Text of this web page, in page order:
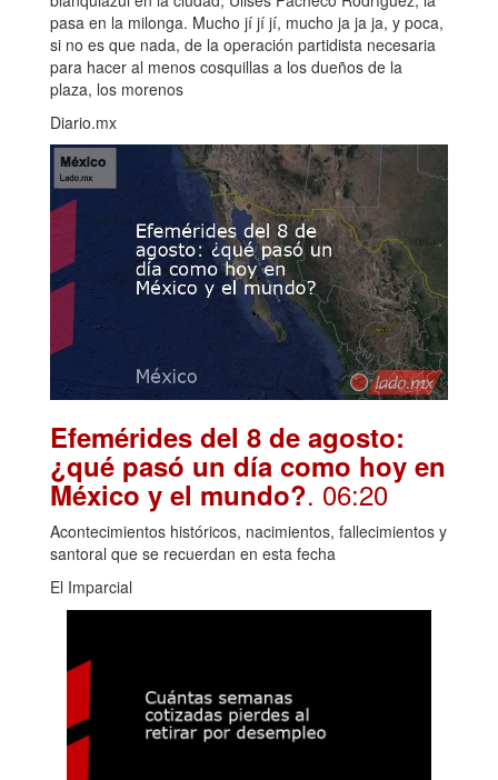
pasa en la milonga. Mucho jí jí jí, mucho ja ja ja, y poca,
si no es que nada, de la operación partidista necesaria
para hacer al menos cosquillas a los dueños de la
plaza, los morenos
Diario.mx
Efemérides del 8 de agosto:
¿qué pasó un día como hoy en
México y el mundo?. 06:20
Acontecimientos históricos, nacimientos, fallecimientos y
santoral que se recuerdan en esta fecha
El Imparcial